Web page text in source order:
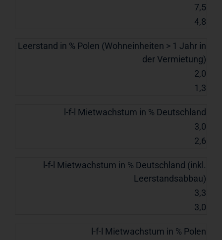
7,5
4,8
Leerstand in % Polen (Wohneinheiten > 1 Jahr in
der Vermietung)
2,0
1,3
l-f-l Mietwachstum in % Deutschland
3,0
2,6
l-f-l Mietwachstum in % Deutschland (inkl.
Leerstandsabbau)
3,3
3,0
l-f-l Mietwachstum in % Polen